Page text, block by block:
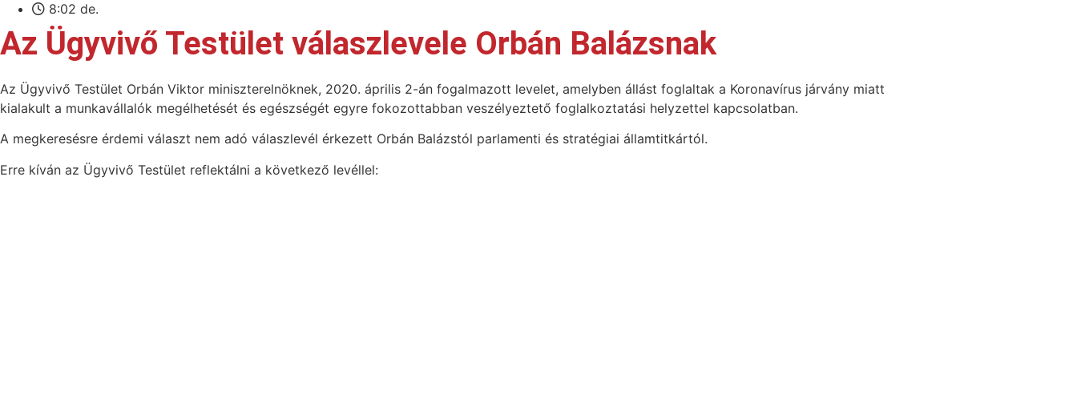
8:02 de.
Az Ügyvivő Testület válaszlevele Orbán Balázsnak
Az Ügyvivő Testület Orbán Viktor miniszterelnöknek, 2020. április 2-án fogalmazott levelet, amelyben állást foglaltak a Koronavírus járvány miatt
kialakult a munkavállalók megélhetését és egészségét egyre fokozottabban veszélyeztető foglalkoztatási helyzettel kapcsolatban.
A megkeresésre érdemi választ nem adó válaszlevél érkezett Orbán Balázstól parlamenti és stratégiai államtitkártól.
Erre kíván az Ügyvivő Testület reflektálni a következő levéllel: